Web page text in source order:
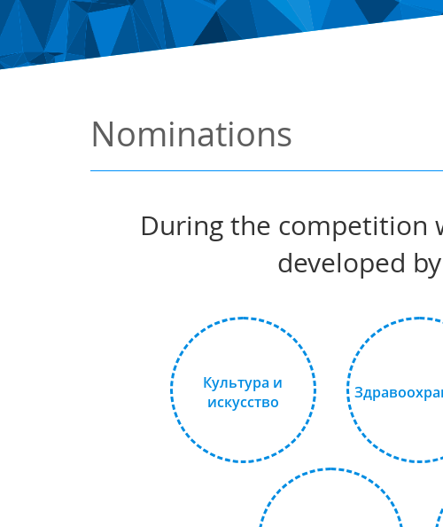
Nominations
During the competition
developed
Культура и
искусство